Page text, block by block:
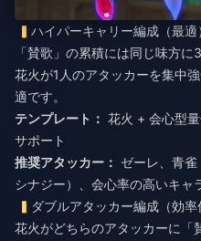
ハイパーキャリー編成（最適
「賛歌」の累積には同じ味方に
花火が1人のアタッカーを集中
適です。
テンプレート： 花火 + 会心型
サポート
推奨アタッカー： ゼーレ、青
シナジー）、会心率の高いキャ
ダブルアタッカー編成（効率
花火がどちらのアタッカーに「